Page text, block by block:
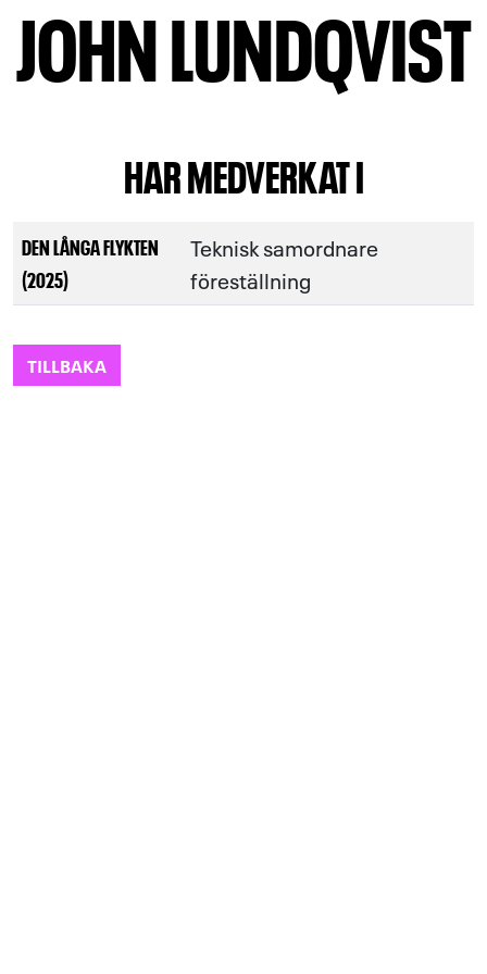
JOHN LUNDQVIST
HAR MEDVERKAT I
DEN LÅNGA FLYKTEN
(2025)
Teknisk samordnare
föreställning
TILLBAKA